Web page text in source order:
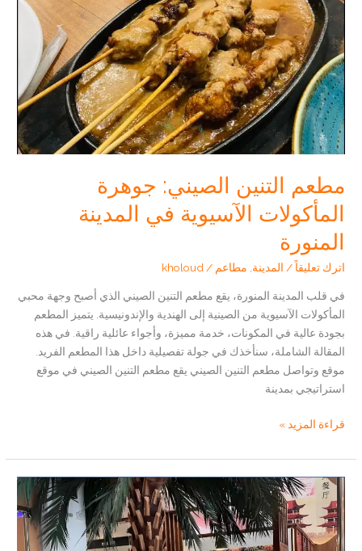
2025
مطعم التنين الصيني: جوهرة
المأكولات الآسيوية في المدينة
المنورة
اترك تعليقاً / المدينة, مطاعم /
kholoud
في قلب المدينة المنورة، يقع مطعم التنين الصيني الذي أصبح وجهة محبي
المأكولات الآسيوية من الصينية إلى الهندية والإندونيسية. يتميز المطعم
بجودة عالية في المكونات، خدمة مميزة، وأجواء عائلية راقية. في هذه
المقالة الشاملة، سنأخذك في جولة تفصيلية داخل هذا المطعم الفريد.
موقع وتواصل مطعم التنين الصيني يقع مطعم التنين الصيني في موقع
استراتيجي بمدينة
مطعم
الصيني:
جوهرة
المأكولات
الآسيوية
في
قراءة المزيد »